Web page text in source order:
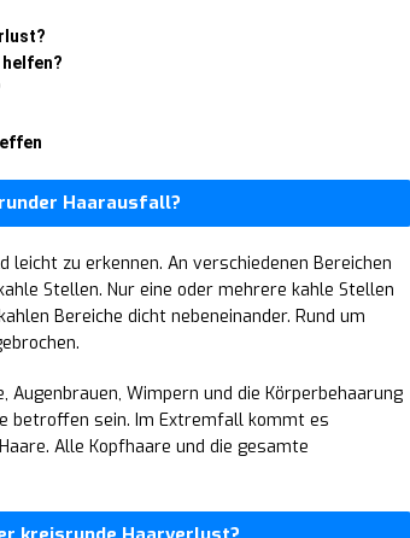
Haarausfall?
zu erkennen. An verschiedenen Bereichen
Stellen. Nur eine oder mehrere kahle Stellen
Bereiche dicht nebeneinander. Rund um
Wimpern und die Körperbehaarung
betroffen sein. Im Extremfall kommt es
Alle Kopfhaare und die gesamte